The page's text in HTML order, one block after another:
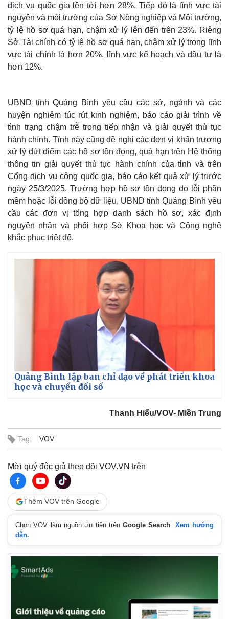
Thế giới
Cuộc sống đó đây
Ảnh
E-Magazine
Infographic
dịch vụ quốc gia lên tới hơn 28%. Tiếp đó là lĩnh vực tài
nguyên và môi trường của Sở Nông nghiệp và Môi trường,
tỷ lệ hồ sơ quá hạn, chậm xử lý lên đến trên 23%. Riêng
Sở Tài chính có tỷ lệ hồ sơ quá hạn, chậm xử lý trong lĩnh
vực tài chính là hơn 20%, lĩnh vực kế hoạch và đầu tư là
hơn 12%.
UBND tỉnh Quảng Bình yêu cầu các sở, ngành và các
huyện nghiêm túc rút kinh nghiệm, báo cáo giải trình về
tình trạng chậm trễ trong tiếp nhận và giải quyết thủ tục
hành chính. Tỉnh này cũng đề nghị các đơn vị khẩn trương
xử lý dứt điểm các hồ sơ tồn đọng, quá hạn trên Hệ thống
thông tin giải quyết thủ tục hành chính của tỉnh và trên
Cổng dịch vụ công quốc gia, báo cáo kết quả xử lý trước
ngày 25/3/2025. Trường hợp hồ sơ tồn đọng do lỗi phần
mềm hoặc lỗi đồng bộ dữ liệu, UBND tỉnh Quảng Bình yêu
cầu các đơn vị tổng hợp danh sách hồ sơ, xác định
nguyên nhân và phối hợp Sở Khoa học và Công nghệ
khắc phục triệt để.
Quảng Bình lập ban chỉ đạo về phát triển khoa
học và chuyển đổi số
Thanh Hiếu/VOV- Miền Trung
Tag: VOV
Mời quý độc giả theo dõi VOV.VN trên
Thêm VOV trên Google
Chọn VOV làm nguồn ưu tiên trênGoogle Search. Xem hướng
dẫn.